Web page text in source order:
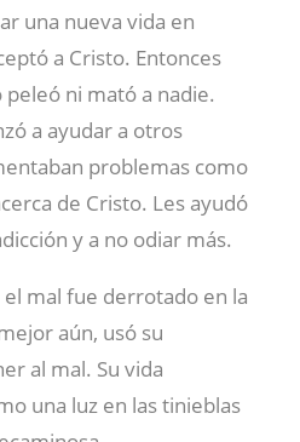
una nueva vida en
a Cristo. Entonces
peleó ni mató a nadie.
a ayudar a otros
problemas como
de Cristo. Les ayudó
y a no odiar más.
el mal fue derrotado en la
aún, usó su
al mal. Su vida
una luz en las tinieblas